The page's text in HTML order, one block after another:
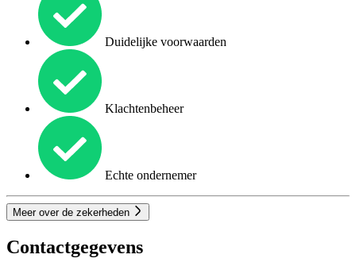
Duidelijke voorwaarden
Klachtenbeheer
Echte ondernemer
Meer over de zekerheden
Contactgegevens